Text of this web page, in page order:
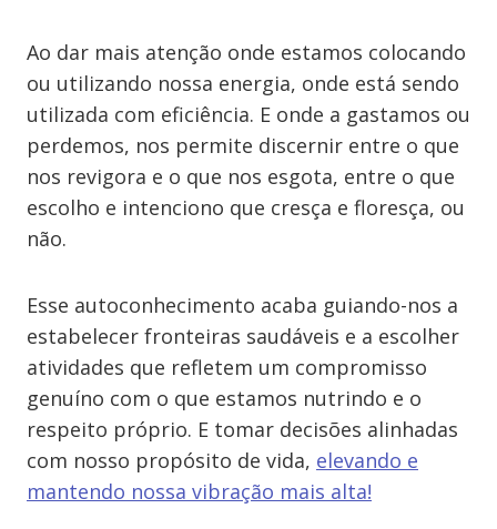
Ao dar mais atenção onde estamos colocando
ou utilizando nossa energia, onde está sendo
utilizada com eficiência. E onde a gastamos ou
perdemos, nos permite discernir entre o que
nos revigora e o que nos esgota, entre o que
escolho e intenciono que cresça e floresça, ou
não.
Esse autoconhecimento acaba guiando-nos a
estabelecer fronteiras saudáveis e a escolher
atividades que refletem um compromisso
genuíno com o que estamos nutrindo e o
respeito próprio. E tomar decisões alinhadas
com nosso propósito de vida, elevando e
mantendo nossa vibração mais alta!